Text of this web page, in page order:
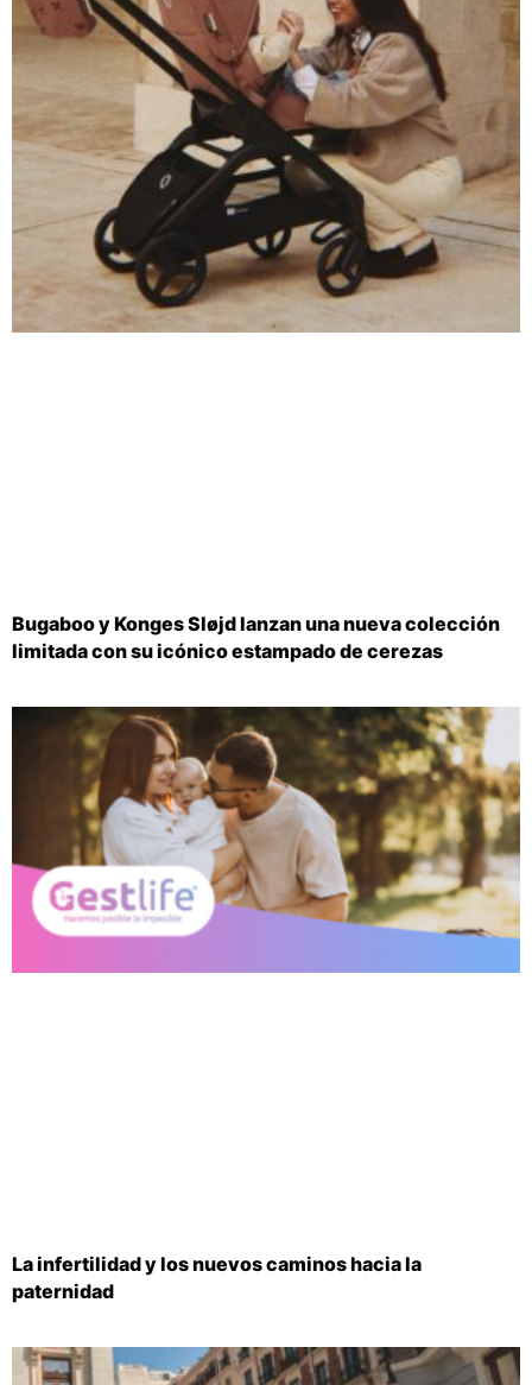
Bugaboo y Konges Sløjd lanzan una nueva colección
limitada con su icónico estampado de cerezas
La infertilidad y los nuevos caminos hacia la
paternidad